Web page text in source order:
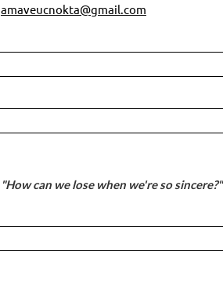
amaveucnokta@gmail.com
"How can we lose when we're so sincere?"